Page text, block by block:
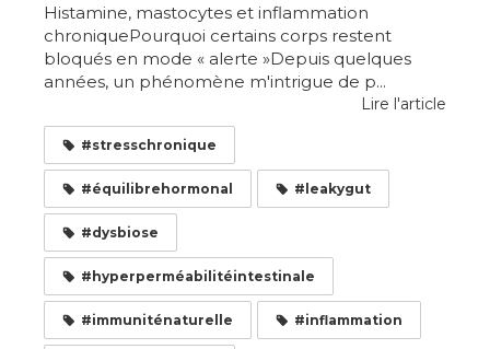
Histamine, mastocytes et inflammation
chroniquePourquoi certains corps restent
bloqués en mode « alerte »Depuis quelques
années, un phénomène m'intrigue de p...
Lire l'article
#stresschronique
#équilibrehormonal #leakygut
#dysbiose
#hyperperméabilitéintestinale
#immuniténaturelle #inflammation